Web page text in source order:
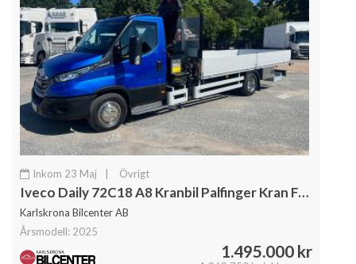
Inkom 23 Maj Övrigt
Iveco Daily 72C18 A8 Kranbil Palfinger Kran Fullutrustad
Karlskrona Bilcenter AB
Årsmodell: 2025
1.495.000 kr